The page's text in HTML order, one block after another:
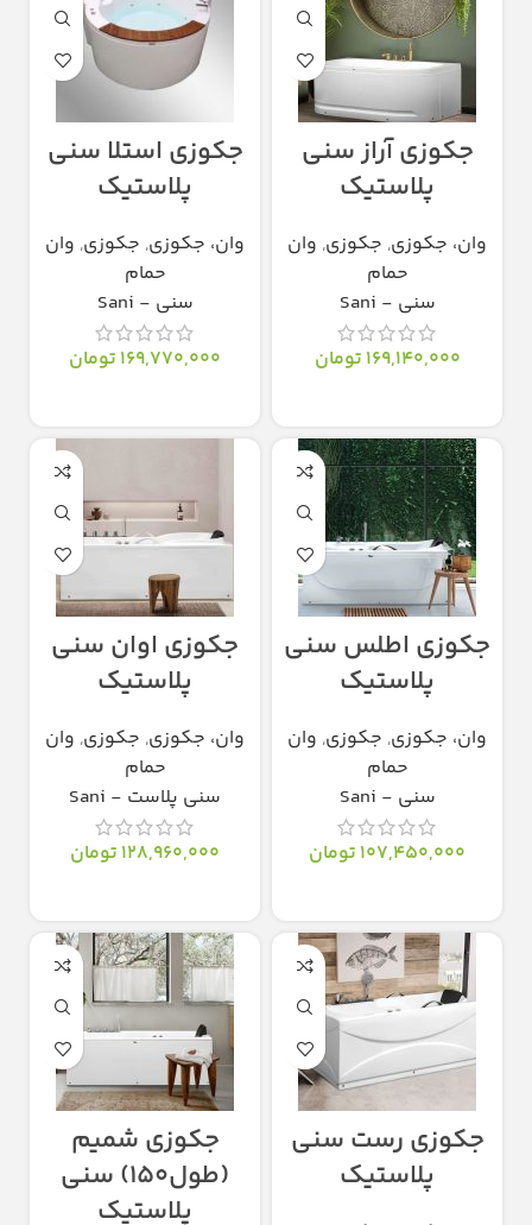
جکوزی آراز سنی
پلاستیک
وان، جکوزی, جکوزی, وان
حمام
سنی - Sani
169,140,000 تومان
جکوزی استلا سنی
پلاستیک
وان، جکوزی, جکوزی, وان
حمام
سنی - Sani
169,770,000 تومان
جکوزی اطلس سنی
پلاستیک
وان، جکوزی, جکوزی, وان
حمام
سنی - Sani
107,450,000 تومان
جکوزی اوان سنی
پلاستیک
وان، جکوزی, جکوزی, وان
حمام
سنی پلاست - Sani
128,960,000 تومان
جکوزی رست سنی
پلاستیک
جکوزی شمیم
(طول۱۵۰) سنی
پلاستیک